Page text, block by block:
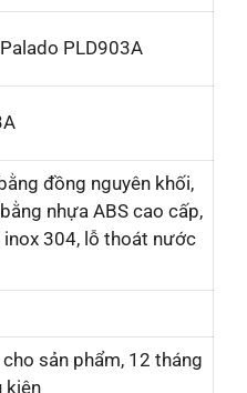
PLD903A
đồng nguyên khối,
nhựa ABS cao cấp,
inox 304, lỗ thoát nước
sản phẩm, 12 tháng
kiện